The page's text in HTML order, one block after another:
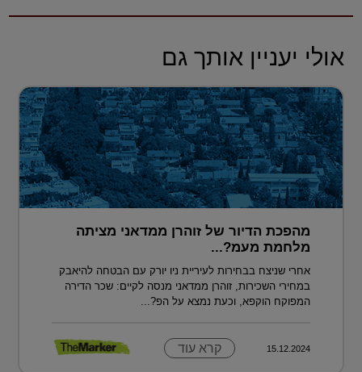
אולי יעניין אותך גם
מהפכת הדיור של זוהרן ממדאני מציתה
מלחמת מעמ?...
אחרי שניצח בבחירות לעיריית ניו יורק עם הבטחה להיאבק
במחירי השכירות, זוהרן ממדאני מנסה לקיים: שכר הדירה
המפוקח הוקפא, וכעת נמצא על הפ?...
15.12.2024 קרא עוד